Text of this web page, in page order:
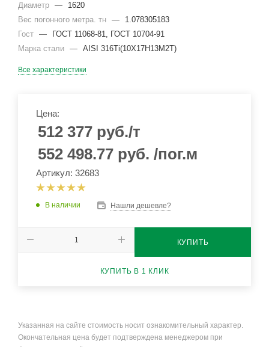
Диаметр —
1620
Вес погонного метра. тн —
1.078305183
Гост —
ГОСТ 11068-81, ГОСТ 10704-91
Марка стали — AISI 316Ti(10Х17Н13М2Т)
Все характеристики
Цена:
512 377 руб./т
552 498.77 руб. /пог.м
Артикул: 32683
В наличии Нашли дешевле?
КУПИТЬ
КУПИТЬ В 1 КЛИК
Указанная на сайте стоимость носит ознакомительный характер.
Окончательная цена будет подтверждена менеджером при